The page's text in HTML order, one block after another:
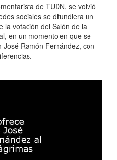
de TUDN, se volvió
sociales se difundiera un
la votación del Salón de la
en un momento en que se
José Ramón Fernández, con